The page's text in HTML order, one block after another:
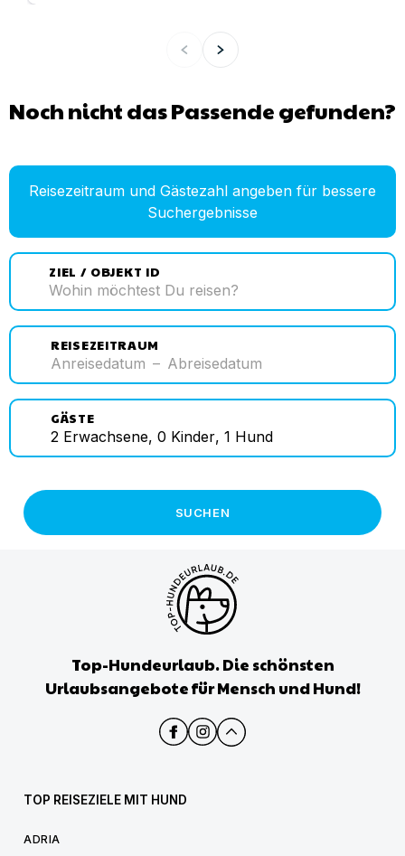
Noch nicht das Passende gefunden?
Reisezeitraum und Gästezahl angeben für bessere
Suchergebnisse
ZIEL / OBJEKT ID
REISEZEITRAUM
Anreisedatum – Abreisedatum
GÄSTE
2 Erwachsene, 0 Kinder, 1 Hund
SUCHEN
Top-Hundeurlaub. Die schönsten
Urlaubsangebote für Mensch und Hund!
TOP REISEZIELE MIT HUND
ADRIA